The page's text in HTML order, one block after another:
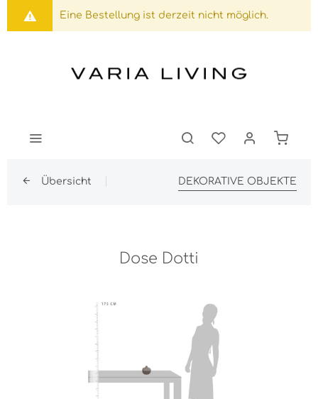
Eine Bestellung ist derzeit nicht möglich.
Übersicht DEKORATIVE OBJEKTE
Dose Dotti